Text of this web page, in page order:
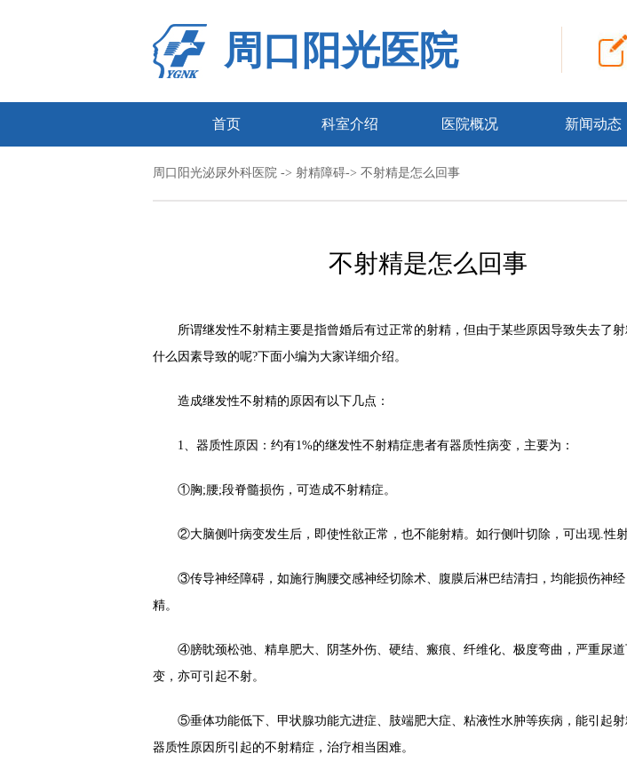
周口阳光医院
首页 科室介绍 医院概况 新闻动态
周口阳光泌尿外科医院 -> 射精障碍-> 不射精是怎么回事
不射精是怎么回事
所谓继发性不射精主要是指曾婚后有过正常的射精，但由于某些原因导致失去了射
什么因素导致的呢?下面小编为大家详细介绍。
造成继发性不射精的原因有以下几点：
1、器质性原因：约有1%的继发性不射精症患者有器质性病变，主要为：
①胸;腰;段脊髓损伤，可造成不射精症。
②大脑侧叶病变发生后，即使性欲正常，也不能射精。如行侧叶切除，可出现.性射
③传导神经障碍，如施行胸腰交感神经切除术、腹膜后淋巴结清扫，均能损伤神经
精。
④膀眈颈松弛、精阜肥大、阴茎外伤、硬结、瘢痕、纤维化、极度弯曲，严重尿道
变，亦可引起不射。
⑤垂体功能低下、甲状腺功能亢进症、肢端肥大症、粘液性水肿等疾病，能引起射
器质性原因所引起的不射精症，治疗相当困难。